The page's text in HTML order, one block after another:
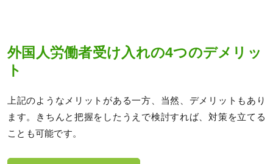
外国人労働者受け入れの4つのデメリッ
ト
上記のようなメリットがある一方、当然、デメリットもあり
ます。きちんと把握をしたうえで検討すれば、対策を立てる
ことも可能です。